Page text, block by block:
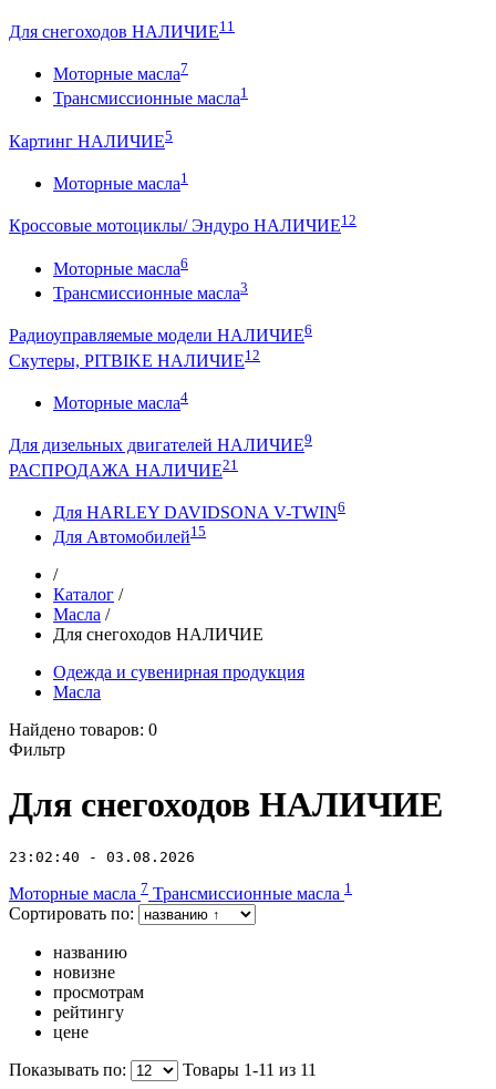
Для снегоходов НАЛИЧИЕ11
Моторные масла7
Трансмиссионные масла1
Картинг НАЛИЧИЕ5
Моторные масла1
Кроссовые мотоциклы/ Эндуро НАЛИЧИЕ12
Моторные масла6
Трансмиссионные масла3
Радиоуправляемые модели НАЛИЧИЕ6
Скутеры, PITBIKE НАЛИЧИЕ12
Моторные масла4
Для дизельных двигателей НАЛИЧИЕ9
РАСПРОДАЖА НАЛИЧИЕ21
Для HARLEY DAVIDSONA V-TWIN6
Для Автомобилей15
/
Каталог /
Масла /
Для снегоходов НАЛИЧИЕ
Одежда и сувенирная продукция
Масла
Найдено товаров: 0
Фильтр
Для снегоходов НАЛИЧИЕ
23:02:40 - 03.08.2026
Моторные масла 7 Трансмиссионные масла 1
Сортировать по:
названию
новизне
просмотрам
рейтингу
цене
Показывать по:
Товары 1-11 из 11